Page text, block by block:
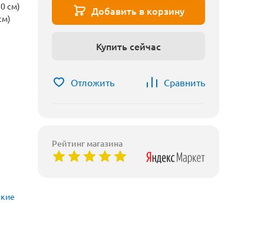
см)
Добавить в корзину
Купить сейчас
Отложить Сравнить
Рейтинг магазина